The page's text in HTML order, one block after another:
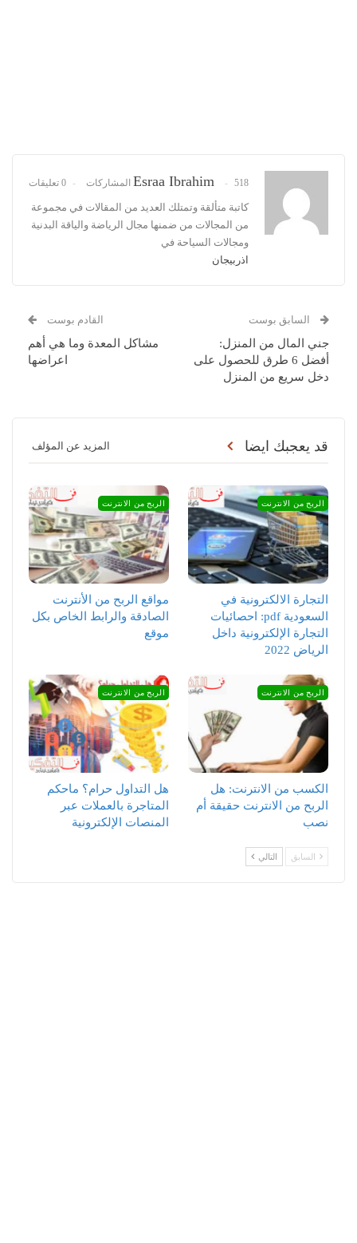
Esraa Ibrahim 518 المشاركات 0 تعليقات
كاتبة متألقة وتمتلك العديد من المقالات في مجموعة
من المجالات من ضمنها مجال الرياضة والياقة البدنية
ومجالات السياحة في
اذربيجان
السابق بوست
جني المال من المنزل:
أفضل 6 طرق للحصول على
دخل سريع من المنزل
القادم بوست
مشاكل المعدة وما هي أهم
اعراضها
قد يعجبك ايضا المزيد عن المؤلف
الربح من الانترنت
التجارة الالكترونية في
السعودية pdf: احصائيات
التجارة الإلكترونية داخل
الرياض 2022
الربح من الانترنت
مواقع الربح من الأنترنت
الصادقة والرابط الخاص بكل
موقع
الربح من الانترنت
الكسب من الانترنت: هل
الربح من الانترنت حقيقة أم
نصب
الربح من الانترنت
هل التداول حرام؟ ماحكم
المتاجرة بالعملات عبر
المنصات الإلكترونية
السابق التالي